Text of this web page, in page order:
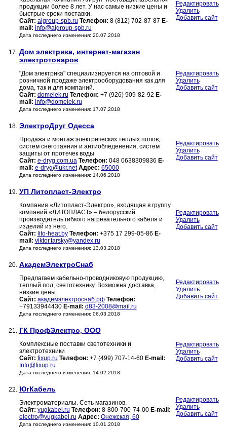
продукции более 8 лет. У нас самые низкие цены и
быстрые сроки поставки.
Сайт: algroup-spb.ru Телефон: 8 (812) 702-87-87 E-
mail: info@algroup-spb.ru
Дата последнего изменения: 20.07.2018
Редактировать
Удалить
Добавить сайт
17. Дом электрика, интернет-магазин
электротоваров
"Дом электрика" специализируется на оптовой и
розничной продаже электрооборудования как для
дома, так и для компаний.
Сайт: domelek.ru Телефон: +7 (926) 909-82-92 E-
mail: info@domelek.ru
Дата последнего изменения: 17.07.2018
Редактировать
Удалить
Добавить сайт
18. ЭлектроДруг Одесса
Продажа и монтаж электрических теплых полов,
систем снеготаяния и антиобледенения, систем
защиты от протечек воды
Сайт: e-dryg.com.ua Телефон: 048 0638309836 E-
mail: e-dryg@ukr.net Адрес: 65000
Дата последнего изменения: 14.06.2018
Редактировать
Удалить
Добавить сайт
19. УП Литопласт-Электро
Компания «Литопласт-Электро», входящая в группу
компаний «ЛИТОПЛАСТ» – белорусский
производитель гибкого нагревательного кабеля и
изделий из него.
Сайт: lito-heat.by Телефон: +375 17 299-05-86 E-
mail: viktor.tarsky@yandex.ru
Дата последнего изменения: 13.03.2018
Редактировать
Удалить
Добавить сайт
20. АкадемЭлектроСнаб
Предлагаем кабельно-проводниковую продукцию,
теплый пол, светотехнику. Возможна доставка,
низкие цены.
Сайт: академэлектроснаб.рф Телефон:
+79133944430 E-mail: d83-2008@mail.ru
Дата последнего изменения: 06.03.2018
Редактировать
Удалить
Добавить сайт
21. ГК ПрофЭлектро, ООО
Комплексные поставки светотехники и
электротехники
Сайт: fixup.ru Телефон: +7 (499) 707-14-60 E-mail:
Info@fixup.ru
Дата последнего изменения: 14.02.2018
Редактировать
Удалить
Добавить сайт
22. ЮгКабель
Электроматериалы. Сеть магазинов.
Сайт: yugkabel.ru Телефон: 8-800-700-74-00 E-mail:
electro@yugkabel.ru Адрес: Онежская, 60
Дата последнего изменения: 10.01.2018
Редактировать
Удалить
Добавить сайт